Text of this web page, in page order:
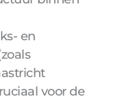
en
voor de